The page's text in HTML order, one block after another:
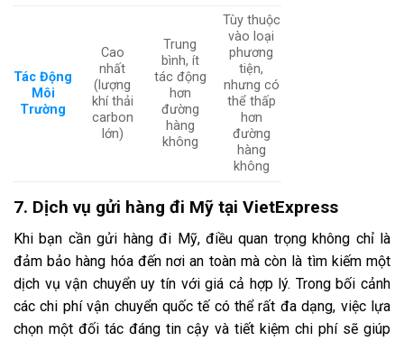
Tác Động
Môi
Trường
Cao
nhất
(lượng
khí thải
carbon
lớn)
Trung
bình, ít
tác động
hơn
đường
hàng
không
Tùy thuộc
vào loại
phương
tiện,
nhưng có
thể thấp
hơn
đường
hàng
không
7. Dịch vụ gửi hàng đi Mỹ tại VietExpress
Khi bạn cần gửi hàng đi Mỹ, điều quan trọng không chỉ là
đảm bảo hàng hóa đến nơi an toàn mà còn là tìm kiếm một
dịch vụ vận chuyển uy tín với giá cả hợp lý. Trong bối cảnh
các chi phí vận chuyển quốc tế có thể rất đa dạng, việc lựa
chọn một đối tác đáng tin cậy và tiết kiệm chi phí sẽ giúp